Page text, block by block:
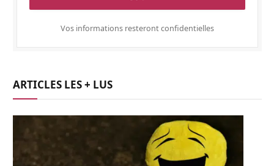
Vos informations resteront confidentielles
ARTICLES LES + LUS